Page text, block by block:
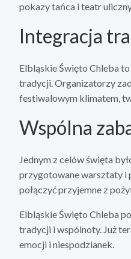
pokazy tańca i teatr
Integracja
Elbląskie Święto Chleba
tradycji. Organizatorzy
festiwalowym klimatem,
Wspólna
Jednym z celów święta
przygotowane warsztaty i
połączyć przyjemne z
Elbląskie Święto Chleba
tradycji i wspólnoty. Już
emocji i niespodzianek.